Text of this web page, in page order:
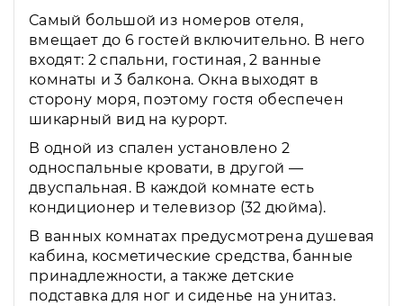
Самый большой из номеров отеля,
вмещает до 6 гостей включительно. В него
входят: 2 спальни, гостиная, 2 ванные
комнаты и 3 балкона. Окна выходят в
сторону моря, поэтому гостя обеспечен
шикарный вид на курорт.
В одной из спален установлено 2
односпальные кровати, в другой —
двуспальная. В каждой комнате есть
кондиционер и телевизор (32 дюйма).
В ванных комнатах предусмотрена душевая
кабина, косметические средства, банные
принадлежности, а также детские
подставка для ног и сиденье на унитаз.